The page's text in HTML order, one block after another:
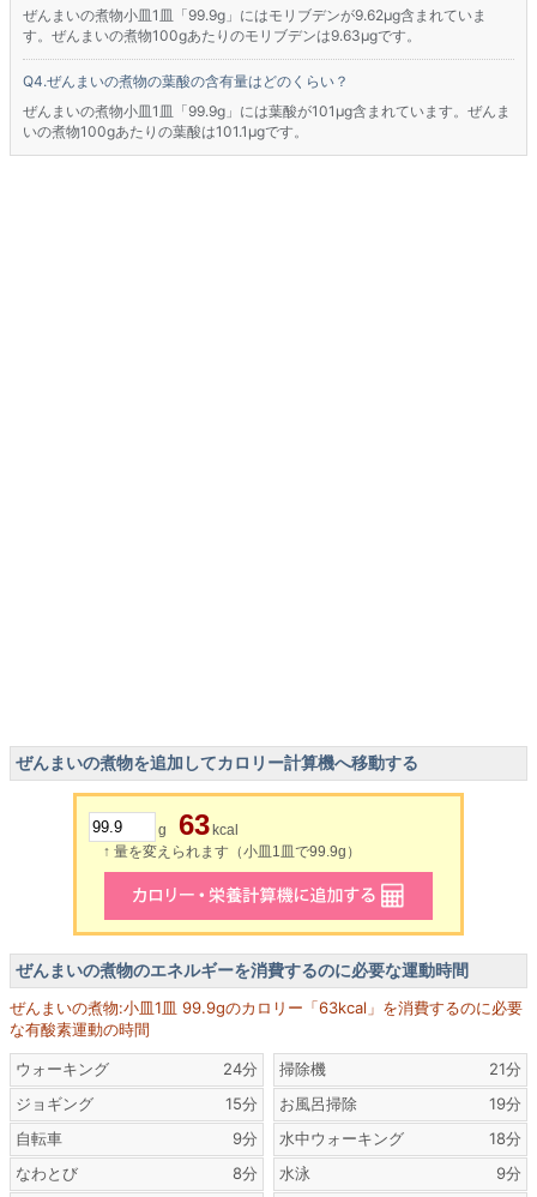
ぜんまいの煮物小皿1皿「99.9g」にはモリブデンが9.62μg含まれていま
す。ぜんまいの煮物100gあたりのモリブデンは9.63μgです。
ぜんまいの煮物の葉酸の含有量はどのくらい？
ぜんまいの煮物小皿1皿「99.9g」には葉酸が101μg含まれています。ぜんま
いの煮物100gあたりの葉酸は101.1μgです。
ぜんまいの煮物を追加してカロリー計算機へ移動する
g 63 kcal
↑ 量を変えられます（小皿1皿で99.9g）
ぜんまいの煮物のエネルギーを消費するのに必要な運動時間
ぜんまいの煮物:小皿1皿 99.9gのカロリー「63kcal」を消費するのに必要
な有酸素運動の時間
ウォーキング
24分
ジョギング
15分
自転車
9分
なわとび
8分
掃除機
21分
お風呂掃除
19分
水中ウォーキング
18分
水泳
9分